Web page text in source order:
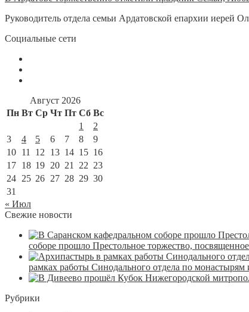
Руководитель отдела семьи Ардатовской епархии иерей
Социальные сети
Август 2026
Пн Вт Ср Чт Пт Сб Вс
1
2
3
4 5 6 7 8
9
10 11 12 13 14 15 16
17 18 19 20 21 22 23
24 25 26 27 28 29 30
31
« Июл
Свежие новости
соборе прошло Престольное торжество,
рамках работы Синодального отдела по
Рубрики